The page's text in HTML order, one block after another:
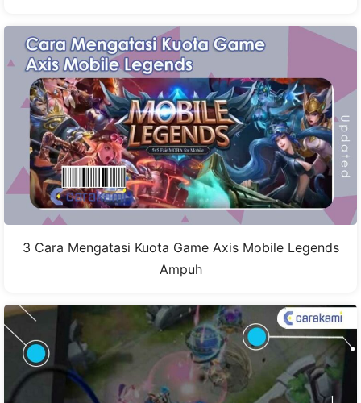
3 Cara Mengatasi Kuota Game Axis Mobile Legends
Ampuh